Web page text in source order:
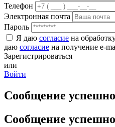
Телефон
Электронная почта
Пароль
Я даю согласие на
даю согласие на получение e-
Зарегистрироваться
или
Войти
Сообщение
Сообщение